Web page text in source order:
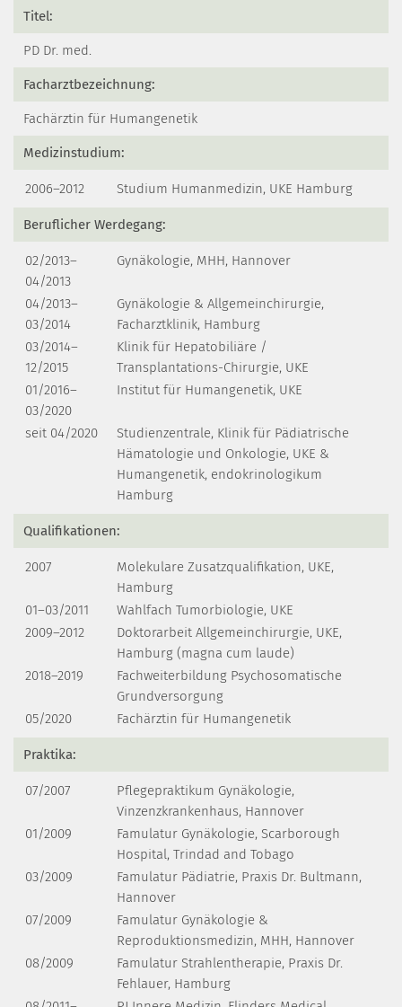
Titel:
PD Dr. med.
Facharztbezeichnung:
Fachärztin für Humangenetik
Medizinstudium:
2006–2012 Studium Humanmedizin, UKE Hamburg
Beruflicher Werdegang:
02/2013–
04/2013
Gynäkologie, MHH, Hannover
04/2013–
03/2014
Gynäkologie & Allgemeinchirurgie,
Facharztklinik, Hamburg
03/2014–
12/2015
Klinik für Hepatobiliäre /
Transplantations-Chirurgie, UKE
01/2016–
03/2020
Institut für Humangenetik, UKE
seit 04/2020
Studienzentrale, Klinik für Pädiatrische
Hämatologie und Onkologie, UKE &
Humangenetik, endokrinologikum
Hamburg
Qualifikationen:
2007
Molekulare Zusatzqualifikation, UKE,
Hamburg
01–03/2011
Wahlfach Tumorbiologie, UKE
2009–2012
Doktorarbeit Allgemeinchirurgie, UKE,
Hamburg (magna cum laude)
2018–2019
Fachweiterbildung Psychosomatische
Grundversorgung
05/2020
Fachärztin für Humangenetik
Praktika:
07/2007
Pflegepraktikum Gynäkologie,
Vinzenzkrankenhaus, Hannover
01/2009
Famulatur Gynäkologie, Scarborough
Hospital, Trindad and Tobago
03/2009
Famulatur Pädiatrie, Praxis Dr. Bultmann,
Hannover
07/2009
Famulatur Gynäkologie &
Reproduktionsmedizin, MHH, Hannover
08/2009
Famulatur Strahlentherapie, Praxis Dr.
Fehlauer, Hamburg